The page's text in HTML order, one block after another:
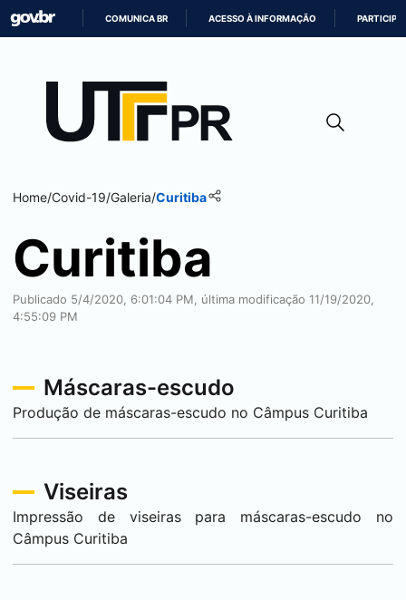
CONTEÚDO
COMUNICA BR ACESSO À INFORMAÇÃO PARTICIPE
Home/Covid-19/Galeria/Curitiba
Curitiba
Publicado 5/4/2020, 6:01:04 PM, última modificação 11/19/2020,
4:55:09 PM
Máscaras-escudo
Produção de máscaras-escudo no Câmpus Curitiba
Viseiras
Impressão de viseiras para máscaras-escudo no
Câmpus Curitiba